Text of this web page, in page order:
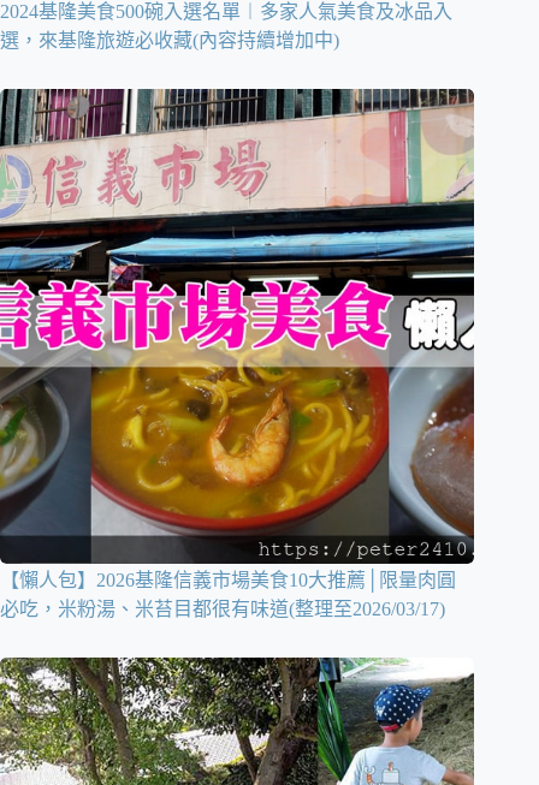
2024基隆美食500碗入選名單︱多家人氣美食及冰品入
選，來基隆旅遊必收藏(內容持續增加中)
【懶人包】2026基隆信義市場美食10大推薦│限量肉圓
必吃，米粉湯、米苔目都很有味道(整理至2026/03/17)